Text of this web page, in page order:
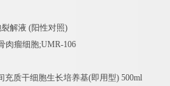
解液 (阳性对照)
肉瘤细胞;UMR-106
充质干细胞生长培养基(即用型) 500ml